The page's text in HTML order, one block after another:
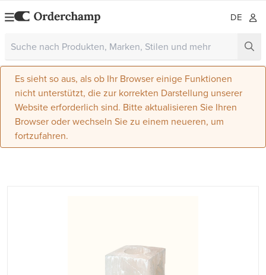
DE
Es sieht so aus, als ob Ihr Browser einige Funktionen
nicht unterstützt, die zur korrekten Darstellung unserer
Website erforderlich sind. Bitte aktualisieren Sie Ihren
Browser oder wechseln Sie zu einem neueren, um
fortzufahren.